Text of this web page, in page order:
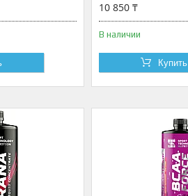
10 850 ₸
В наличии
Купить